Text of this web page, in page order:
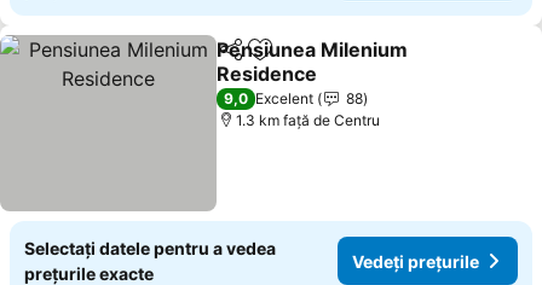
DistribuițiAdăugaţi la favorite
Pensiunea Milenium
Residence
Vedeți prețurile
9,0 Excelent
88
1.3 km faţă de Centru
Selectați datele pentru a vedea
prețurile exacte
Vedeți prețurile